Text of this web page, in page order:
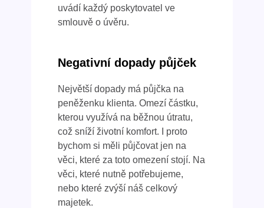
uvádí každý poskytovatel ve
smlouvě o úvěru.
Negativní dopady půjček
Největší dopady má půjčka na
peněženku klienta. Omezí částku,
kterou využívá na běžnou útratu,
což sníží životní komfort. I proto
bychom si měli půjčovat jen na
věci, které za toto omezení stojí. Na
věci, které nutně potřebujeme,
nebo které zvýší náš celkový
majetek.